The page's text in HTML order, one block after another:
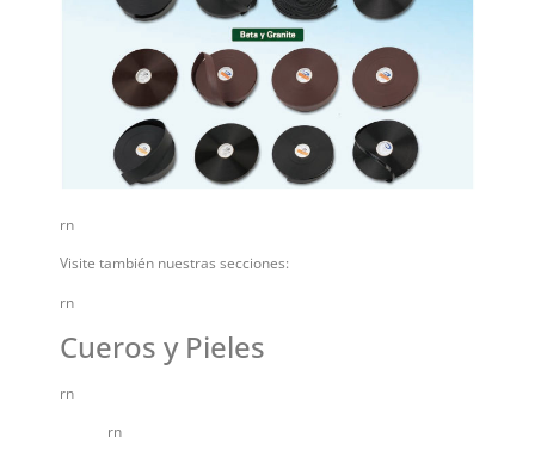
rn
Visite también nuestras secciones:
rn
Cueros y Pieles
rn
rn